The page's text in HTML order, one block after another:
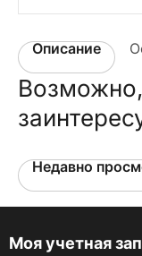
Описание
Недавно
Моя учетная